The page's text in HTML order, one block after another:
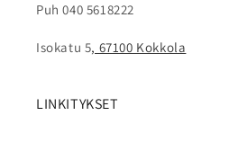
Puh 040 5618222
Isokatu 5, 67100 Kokkola
LINKITYKSET